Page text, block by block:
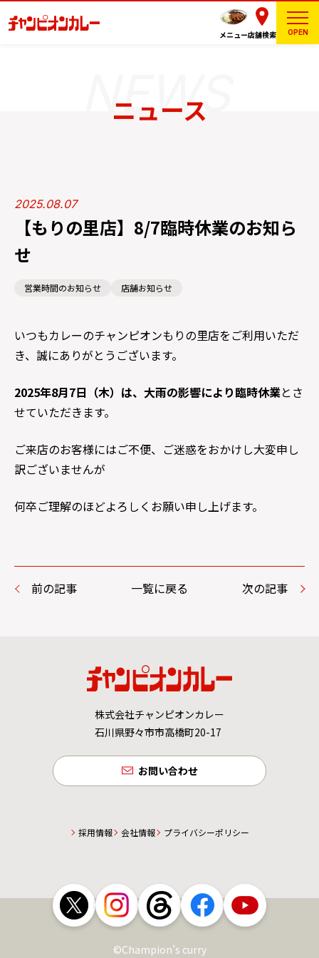
メニュー店舗検索 OPEN
ニュース
2025.08.07
【もりの里店】8/7臨時休業のお知ら
せ
営業時間のお知らせ 店舗お知らせ
いつもカレーのチャンピオンもりの里店をご利用いただ
き、誠にありがとうございます。
2025年8月7日（木）は、大雨の影響により臨時休業とさ
せていただきます。
ご来店のお客様にはご不便、ご迷惑をおかけし大変申し
訳ございませんが
何卒ご理解のほどよろしくお願い申し上げます。
前の記事 一覧に戻る 次の記事
株式会社チャンピオンカレー
石川県野々市市高橋町20-17
お問い合わせ
採用情報 会社情報 プライバシーポリシー
©Champion’s curry